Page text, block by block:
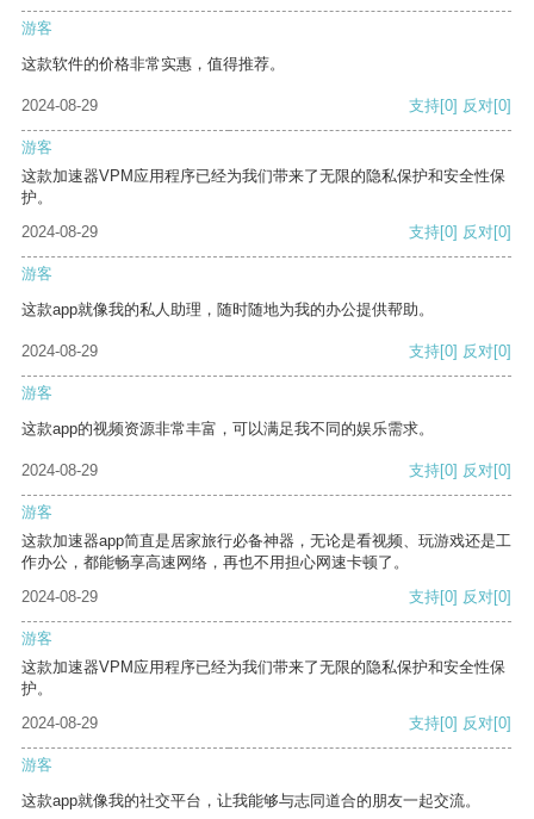
游客
这款软件的价格非常实惠，值得推荐。
2024-08-29 支持[0] 反对[0]
游客
这款加速器VPM应用程序已经为我们带来了无限的隐私保护和安全性保
护。
2024-08-29
支持[0] 反对[0]
游客
这款app就像我的私人助理，随时随地为我的办公提供帮助。
2024-08-29 支持[0] 反对[0]
游客
这款app的视频资源非常丰富，可以满足我不同的娱乐需求。
2024-08-29 支持[0] 反对[0]
游客
这款加速器app简直是居家旅行必备神器，无论是看视频、玩游戏还是工
作办公，都能畅享高速网络，再也不用担心网速卡顿了。
2024-08-29
支持[0] 反对[0]
游客
这款加速器VPM应用程序已经为我们带来了无限的隐私保护和安全性保
护。
2024-08-29
支持[0] 反对[0]
游客
这款app就像我的社交平台，让我能够与志同道合的朋友一起交流。